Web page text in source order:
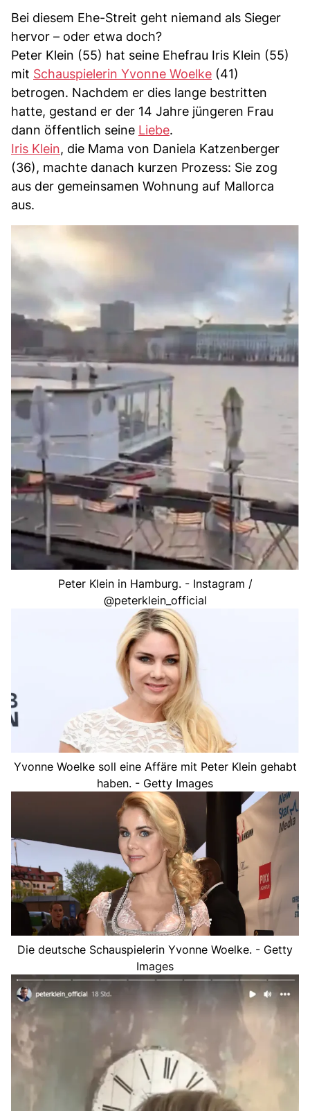
Bei diesem Ehe-Streit geht niemand als Sieger
hervor – oder etwa doch?
Peter Klein (55) hat seine Ehefrau Iris Klein (55)
mit Schauspielerin Yvonne Woelke (41)
betrogen. Nachdem er dies lange bestritten
hatte, gestand er der 14 Jahre jüngeren Frau
dann öffentlich seine Liebe.
Iris Klein, die Mama von Daniela Katzenberger
(36), machte danach kurzen Prozess: Sie zog
aus der gemeinsamen Wohnung auf Mallorca
aus.
Peter Klein in Hamburg. - Instagram /
@peterklein_official
Yvonne Woelke soll eine Affäre mit Peter Klein gehabt
haben. - Getty Images
Die deutsche Schauspielerin Yvonne Woelke. - Getty
Images